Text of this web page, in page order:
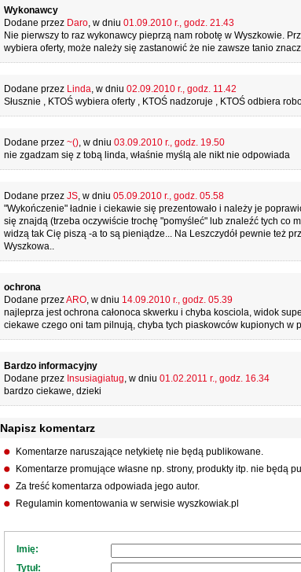
Wykonawcy
Dodane przez Daro, w dniu 01.09.2010 r., godz. 21.43
Nie pierwszy to raz wykonawcy pieprzą nam robotę w Wyszkowie.
wybiera oferty, może należy się zastanowić że nie zawsze tanio
Dodane przez Linda, w dniu 02.09.2010 r., godz. 11.42
Słusznie , KTOŚ wybiera oferty , KTOŚ nadzoruje , KTOŚ odbiera
Dodane przez ~(), w dniu 03.09.2010 r., godz. 19.50
nie zgadzam się z tobą linda, właśnie myślą ale nikt nie odpowiada
Dodane przez JS, w dniu 05.09.2010 r., godz. 05.58
"Wykończenie" ładnie i ciekawie się prezentowało i należy je
się znajdą (trzeba oczywiście trochę "pomyśleć" lub znaleźć tych co
widzą tak Cię piszą -a to są pieniądze... Na Leszczydół pewnie też
Wyszkowa..
ochrona
Dodane przezARO, w dniu 14.09.2010 r., godz. 05.39
najleprza jest ochrona całonoca skwerku i chyba kosciola, widok
ciekawe czego oni tam pilnują, chyba tych piaskowców kupionych w
Bardzo informacyjny
Dodane przez Insusiagiatug, w dniu 01.02.2011 r., godz. 16.34
bardzo ciekawe, dzieki
Napisz komentarz
Komentarze naruszające netykietę nie będą publikowane.
Komentarze promujące własne np. strony, produkty itp. nie będą
Za treść komentarza odpowiada jego autor.
Regulamin komentowania w serwisie wyszkowiak.pl
Imię:
Tytuł: